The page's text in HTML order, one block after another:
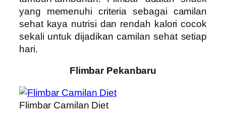
yang memenuhi criteria sebagai camilan
sehat kaya nutrisi dan rendah kalori cocok
sekali untuk dijadikan camilan sehat setiap
hari.
Flimbar Pekanbaru
Flimbar Camilan Diet